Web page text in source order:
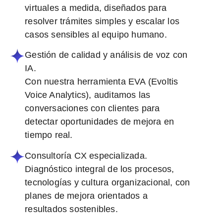
virtuales a medida, diseñados para
resolver trámites simples y escalar los
casos sensibles al equipo humano.
Gestión de calidad y análisis de voz con
IA.
Con nuestra herramienta EVA (Evoltis
Voice Analytics), auditamos las
conversaciones con clientes para
detectar oportunidades de mejora en
tiempo real.
Consultoría CX especializada.
Diagnóstico integral de los procesos,
tecnologías y cultura organizacional, con
planes de mejora orientados a
resultados sostenibles.